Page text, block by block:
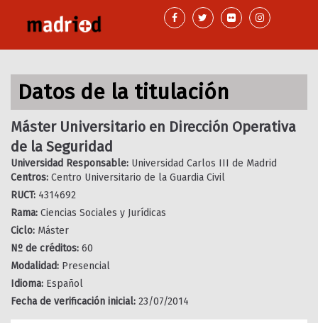
contenido
principal
Datos de la titulación
Máster Universitario en Dirección Operativa
de la Seguridad
Universidad Responsable: Universidad Carlos III de Madrid
Centros: Centro Universitario de la Guardia Civil
RUCT: 4314692
Rama: Ciencias Sociales y Jurídicas
Ciclo: Máster
Nº de créditos: 60
Modalidad: Presencial
Idioma: Español
Fecha de verificación inicial: 23/07/2014